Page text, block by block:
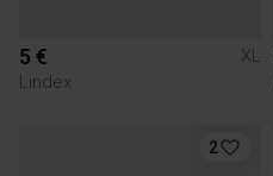
5 €
XL
Lindex
2